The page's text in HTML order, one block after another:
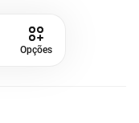
Opções